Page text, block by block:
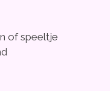
of speeltje